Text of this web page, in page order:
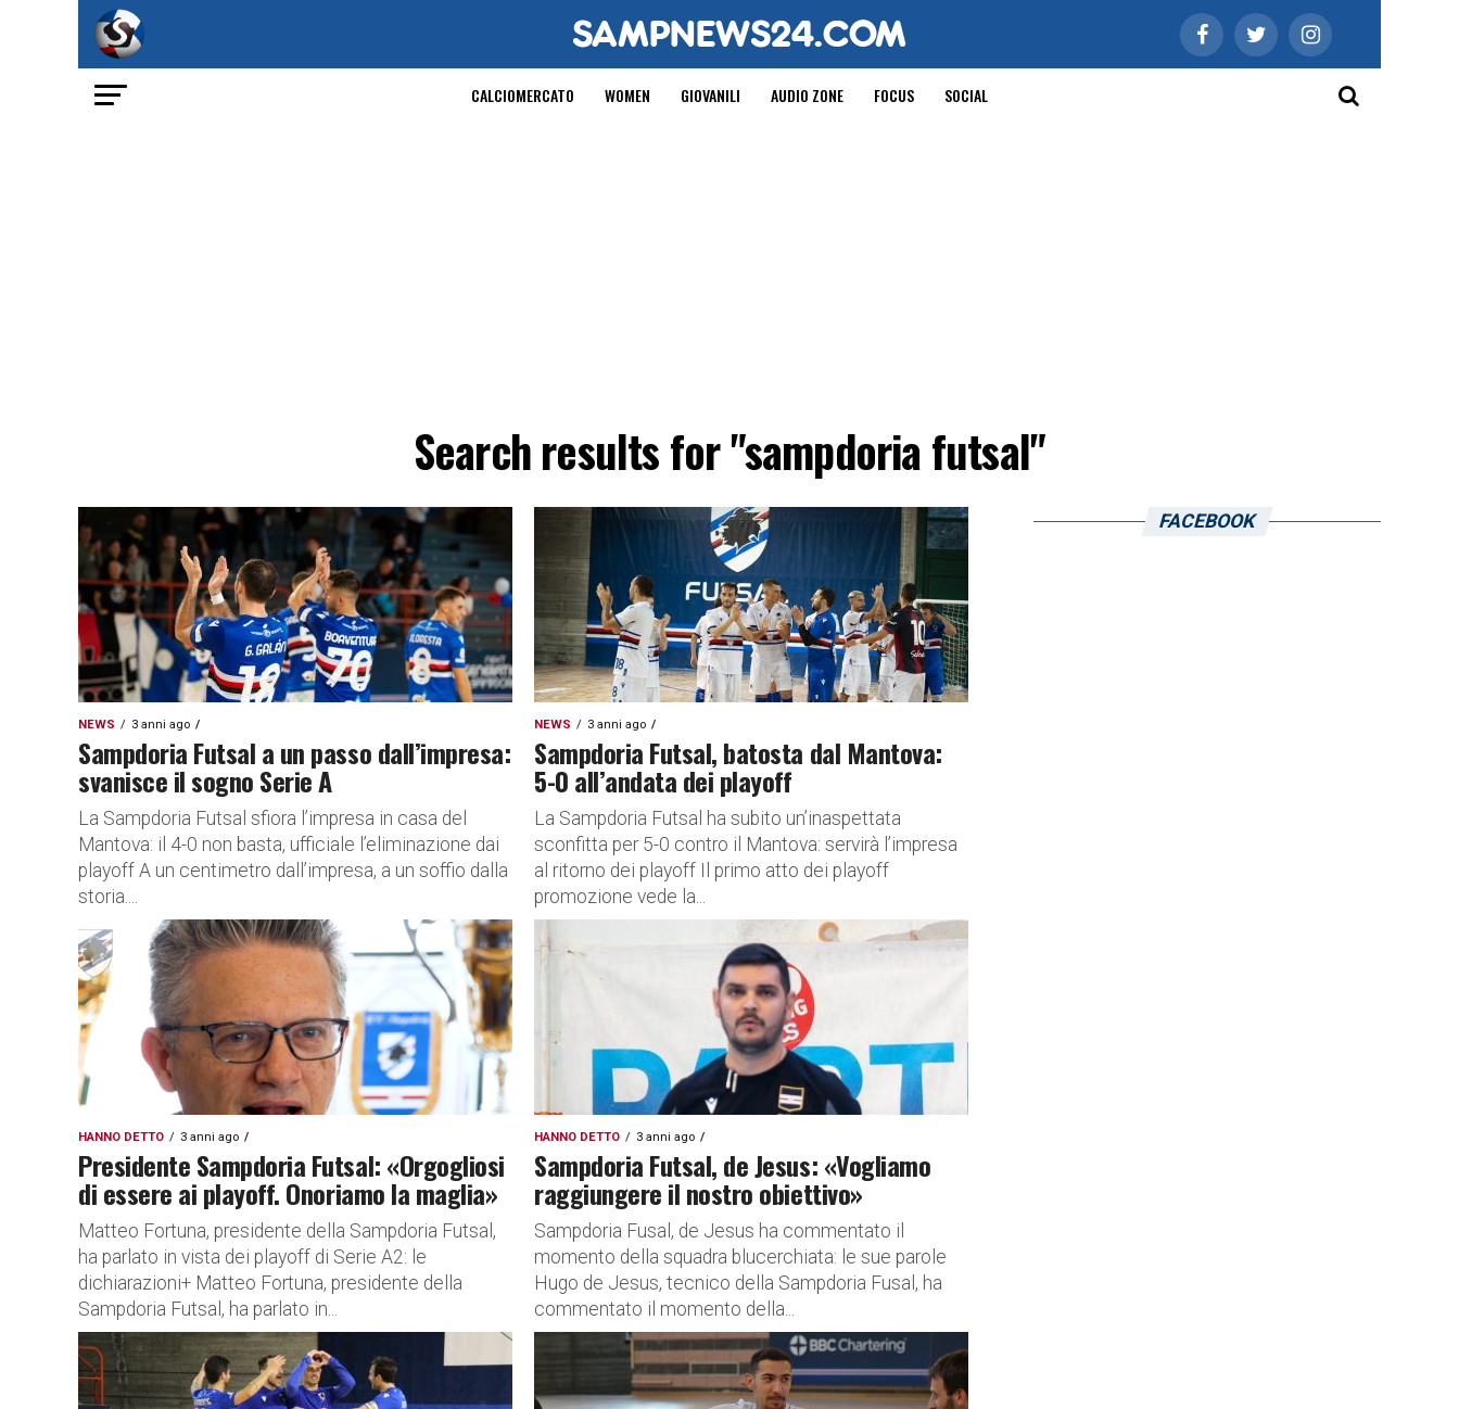
CALCIOMERCATO WOMEN GIOVANILI AUDIO ZONE FOCUS SOCIAL
Search results for "sampdoria futsal"
NEWS 3 anni ago
Sampdoria Futsal a un passo dall’impresa:
svanisce il sogno Serie A
La Sampdoria Futsal sfiora l’impresa in casa del
Mantova: il 4-0 non basta, ufficiale l’eliminazione dai
playoff A un centimetro dall’impresa, a un soffio dalla
storia....
NEWS 3 anni ago
Sampdoria Futsal, batosta dal Mantova:
5-0 all’andata dei playoff
La Sampdoria Futsal ha subito un’inaspettata
sconfitta per 5-0 contro il Mantova: servirà l’impresa
al ritorno dei playoff Il primo atto dei playoff
promozione vede la...
HANNO DETTO 3 anni ago
Presidente Sampdoria Futsal: «Orgogliosi
di essere ai playoff. Onoriamo la maglia»
Matteo Fortuna, presidente della Sampdoria Futsal,
ha parlato in vista dei playoff di Serie A2: le
dichiarazioni+ Matteo Fortuna, presidente della
Sampdoria Futsal, ha parlato in...
HANNO DETTO 3 anni ago
Sampdoria Futsal, de Jesus: «Vogliamo
raggiungere il nostro obiettivo»
Sampdoria Fusal, de Jesus ha commentato il
momento della squadra blucerchiata: le sue parole
Hugo de Jesus, tecnico della Sampdoria Fusal, ha
commentato il momento della...
FACEBOOK